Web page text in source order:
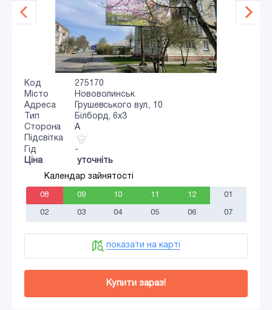
Код
275170
Місто
Нововолинськ
Адреса
Грушевського вул., 10
Тип
Білборд, 6x3
Сторона
A
Підсвітка
Гід
-
Ціна
уточніть
Календар зайнятості
08 09 10 11 12 01
02 03 04 05 06 07
показати на карті
Купити зараз!